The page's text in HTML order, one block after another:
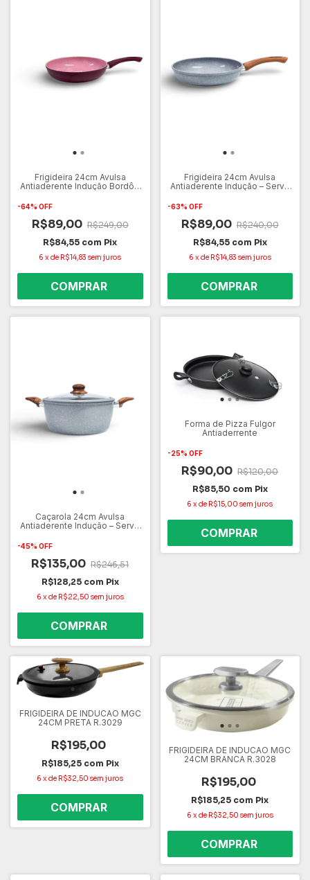
Frigideira 24cm Avulsa
Antiaderente Indução Bordô –
Gás, Elétrico e Cooktop – Não
Gruda Fácil de Limpar
-64% OFF
R$89,00 R$249,00
R$84,55 com Pix
6 xde R$14,83 sem juros
Frigideira 24cm Avulsa
Antiaderente Indução – Serve
Elétrico e Cooktop – Não
Gruda Fácil de Limpar
-63% OFF
R$89,00 R$240,00
R$84,55 com Pix
6 x de R$14,83 sem juros
Caçarola 24cm Avulsa
Antiaderente Indução – Serve
Elétrico e Cooktop – Não
-45% OFF
R$135,00 R$246,51
R$128,25 com Pix
6 xde R$22,50 sem juros
Forma de Pizza Fulgor
Antiaderrente
-25% OFF
R$90,00 R$120,00
R$85,50 com Pix
6 xde R$15,00 sem juros
FRIGIDEIRA DE INDUCAO MGC
24CM PRETA R.3029
R$195,00
R$185,25 com Pix
6 xde R$32,50 sem juros
FRIGIDEIRA DE INDUCAO MGC
24CM BRANCA R.3028
R$195,00
R$185,25 com Pix
6 xde R$32,50 sem juros